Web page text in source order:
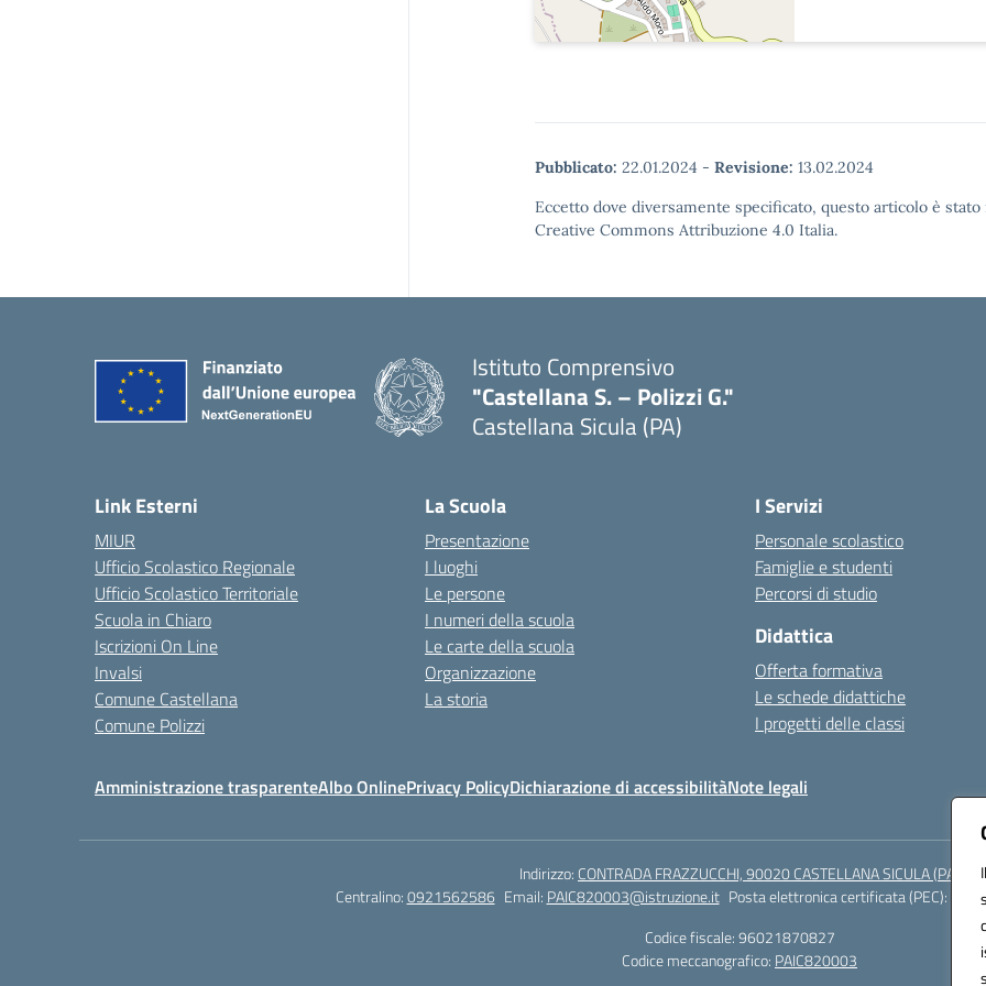
Pubblicato: 22.01.2024 - Revisione: 13.02.2024
Eccetto dove diversamente specificato, questo articolo è
Creative Commons Attribuzione 4.0 Italia.
Istituto Comprensivo
"Castellana S. – Polizzi G."
Castellana Sicula (PA)
Link Esterni
MIUR
Ufficio Scolastico Regionale
Ufficio Scolastico Territoriale
Scuola in Chiaro
Iscrizioni On Line
Invalsi
Comune Castellana
Comune Polizzi
La Scuola
Presentazione
I luoghi
Le persone
I numeri della scuola
Le carte della scuola
Organizzazione
La storia
I Servizi
Personale scolastico
Famiglie e studenti
Percorsi di studio
Didattica
Offerta formativa
Le schede didattiche
I progetti delle classi
Amministrazione trasparenteAlbo OnlinePrivacy PolicyDichiarazione di accessibilitàNote legali
Indirizzo: CONTRADA FRAZZUCCHI, 90020 CASTELLANA SICULA (PA)
Centralino:0921562586 Email: PAIC820003@istruzione.it Posta elettronica certificata (PEC):
Codice fiscale: 96021870827
Codice meccanografico: PAIC820003